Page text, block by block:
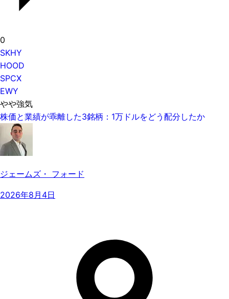
0
SKHY
HOOD
SPCX
EWY
やや強気
株価と業績が乖離した3銘柄：1万ドルをどう配分したか
ジェームズ・ フォード
2026年8月4日